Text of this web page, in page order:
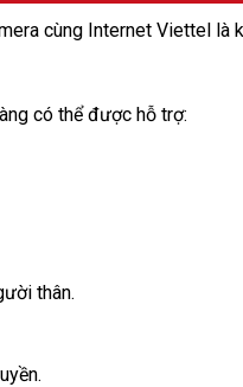
cùng Internet Viettel là
có thể được hỗ trợ:
thân.